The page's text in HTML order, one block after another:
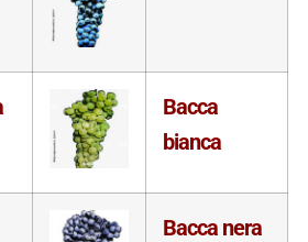
Bacca
bianca
Bacca nera